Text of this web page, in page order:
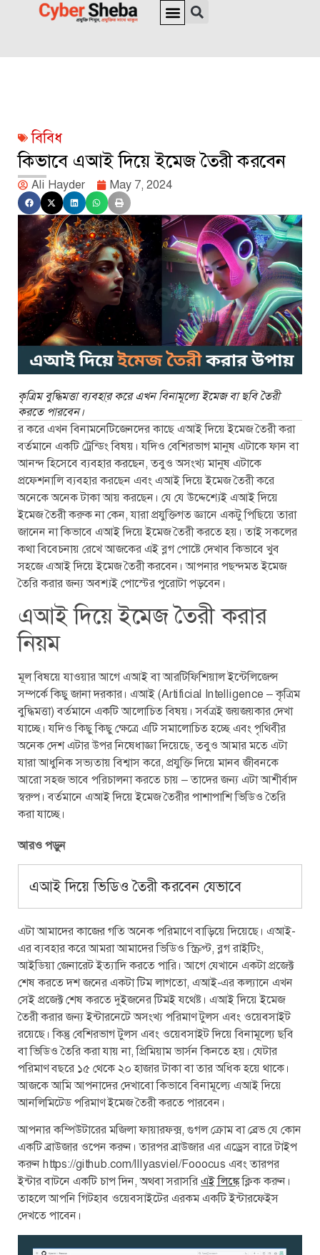
বিবিধ
কিভাবে এআই দিয়ে ইমেজ তৈরী করবেন
Ali Hayder May 7, 2024
কৃত্রিম বুদ্ধিমত্তা ব্যবহা্র করে এখন বিনামূল্যে ইমেজ বা ছবি তৈরী
করতে পারবেন।
র করে এখন বিনামনেটিজেনদের কাছে এআই দিয়ে ইমেজ তৈরী করা
বর্তমানে একটি ট্রেন্ডিং বিষয়। যদিও বেশিরভাগ মানুষ এটাকে ফান বা
আনন্দ হিসেবে ব্যবহার করছেন, তবুও অসংখ্য মানুষ এটাকে
প্রফেশনালি ব্যবহার করছেন এবং এআই দিয়ে ইমেজ তৈরী করে
অনেকে অনেক টাকা আয় করছেন। যে যে উদ্দেশ্যেই এআই দিয়ে
ইমেজ তৈরী করুক না কেন, যারা প্রযুক্তিগত জ্ঞানে একটু পিছিয়ে তারা
জানেন না কিভাবে এআই দিয়ে ইমেজ তৈরী করতে হয়। তাই সকলের
কথা বিবেচনায় রেখে আজকের এই ব্লগ পোষ্টে দেখাব কিভাবে খুব
সহজে এআই দিয়ে ইমেজ তৈরী করবেন। আপনার পছন্দমত ইমেজ
তৈরি করার জন্য অবশ্যই পোস্টের পুরোটা পড়বেন।
এআই দিয়ে ইমেজ তৈরী করার
নিয়ম
মূল বিষয়ে যাওয়ার আগে এআই বা আরটিফিশিয়াল ইন্টেলিজেন্স
সম্পর্কে কিছু জানা দরকার। এআই (Artificial Intelligence – কৃত্রিম
বুদ্ধিমত্তা) বর্তমানে একটি আলোচিত বিষয়। সর্বত্রই জয়জয়কার দেখা
যাচ্ছে। যদিও কিছু কিছু ক্ষেত্রে এটি সমালোচিত হচ্ছে এবং পৃথিবীর
অনেক দেশ এটার উপর নিষেধাজ্ঞা দিয়েছে, তবুও আমার মতে এটা
যারা আধুনিক সভ্যতায় বিশ্বাস করে, প্রযুক্তি দিয়ে মানব জীবনকে
আরো সহজ ভাবে পরিচালনা করতে চায় – তাদের জন্য এটা আশীর্বাদ
স্বরুপ। বর্তমানে এআই দিয়ে ইমেজ তৈরীর পাশাপাশি ভিডিও তৈরি
করা যাচ্ছে।
আরও পড়ুন
এআই দিয়ে ভিডিও তৈরী করবেন যেভাবে
এটা আমাদের কাজের গতি অনেক পরিমাণে বাড়িয়ে দিয়েছে। এআই-
এর ব্যবহার করে আমরা আমাদের ভিডিও স্ক্রিপ্ট, ব্লগ রাইটিং,
আইডিয়া জেনারেট ইত্যাদি করতে পারি। আগে যেখানে একটা প্রজেক্ট
শেষ করতে দশ জনের একটা টিম লাগতো, এআই-এর কল্যানে এখন
সেই প্রজেক্ট শেষ করতে দুইজনের টিমই যথেষ্ট। এআই দিয়ে ইমেজ
তৈরী করার জন্য ইন্টারনেটে অসংখ্য পরিমাণ টুলস এবং ওয়েবসাইট
রয়েছে। কিন্তু বেশিরভাগ টুলস এবং ওয়েবসাইট দিয়ে বিনামূল্যে ছবি
বা ভিডিও তৈরি করা যায় না, প্রিমিয়াম ভার্সন কিনতে হয়। যেটার
পরিমাণ বছরে ১৫ থেকে ২০ হাজার টাকা বা তার অধিক হয়ে থাকে।
আজকে আমি আপনাদের দেখাবো কিভাবে বিনামূল্যে এআই দিয়ে
আনলিমিটেড পরিমাণ ইমেজ তৈরী করতে পারবেন।
আপনার কম্পিউটারের মজিলা ফায়ারফক্স, গুগল ক্রোম বা ব্রেভ যে কোন
একটি ব্রাউজার ওপেন করুন। তারপর ব্রাউজার এর এড্রেস বারে টাইপ
করুন https://github.com/lllyasviel/Fooocus এবং তারপর
ইন্টার বাটনে একটি চাপ দিন, অথবা সরাসরি এই লিঙ্কেক্লিক করুন।
তাহলে আপনি গিটহাব ওয়েবসাইটের এরকম একটি ইন্টারফেইস
দেখতে পাবেন।